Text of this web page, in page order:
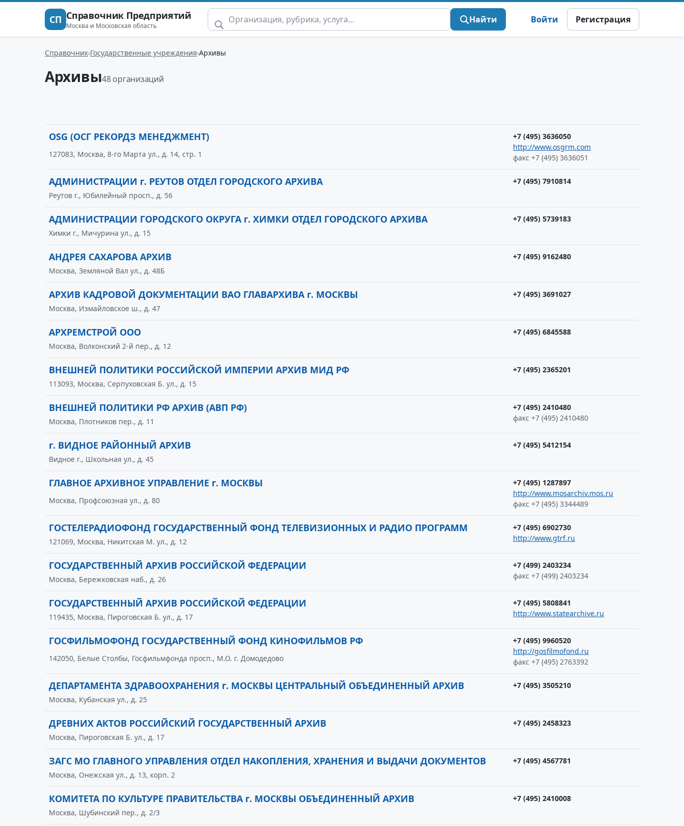
СП Справочник Предприятий
Москва и Московская область
Найти Войти Регистрация
Справочник Государственные учреждения Архивы
Архивы48 организаций
OSG (ОСГ РЕКОРДЗ МЕНЕДЖМЕНТ)
+7 (495) 3636050
http://www.osgrm.com
факс +7 (495) 3636051
127083, Москва, 8-го Марта ул., д. 14, стр. 1
АДМИНИСТРАЦИИ г. РЕУТОВ ОТДЕЛ ГОРОДСКОГО АРХИВА
+7 (495) 7910814
Реутов г., Юбилейный просп., д. 56
АДМИНИСТРАЦИИ ГОРОДСКОГО ОКРУГА г. ХИМКИ ОТДЕЛ ГОРОДСКОГО АРХИВА
+7 (495) 5739183
Химки г., Мичурина ул., д. 15
АНДРЕЯ САХАРОВА АРХИВ
+7 (495) 9162480
Москва, Земляной Вал ул., д. 48Б
АРХИВ КАДРОВОЙ ДОКУМЕНТАЦИИ ВАО ГЛАВАРХИВА г. МОСКВЫ
+7 (495) 3691027
Москва, Измайловское ш., д. 47
АРХРЕМСТРОЙ ООО
+7 (495) 6845588
Москва, Волконский 2-й пер., д. 12
ВНЕШНЕЙ ПОЛИТИКИ РОССИЙСКОЙ ИМПЕРИИ АРХИВ МИД РФ
+7 (495) 2365201
113093, Москва, Серпуховская Б. ул., д. 15
ВНЕШНЕЙ ПОЛИТИКИ РФ АРХИВ (АВП РФ)
+7 (495) 2410480
факс +7 (495) 2410480
Москва, Плотников пер., д. 11
г. ВИДНОЕ РАЙОННЫЙ АРХИВ
+7 (495) 5412154
Видное г., Школьная ул., д. 45
ГЛАВНОЕ АРХИВНОЕ УПРАВЛЕНИЕ г. МОСКВЫ
+7 (495) 1287897
http://www.mosarchiv.mos.ru
факс +7 (495) 3344489
Москва, Профсоюзная ул., д. 80
ГОСТЕЛЕРАДИОФОНД ГОСУДАРСТВЕННЫЙ ФОНД ТЕЛЕВИЗИОННЫХ И РАДИО ПРОГРАММ
+7 (495) 6902730
http://www.gtrf.ru
121069, Москва, Никитская М. ул., д. 12
ГОСУДАРСТВЕННЫЙ АРХИВ РОССИЙСКОЙ ФЕДЕРАЦИИ
+7 (499) 2403234
факс +7 (499) 2403234
Москва, Бережковская наб., д. 26
ГОСУДАРСТВЕННЫЙ АРХИВ РОССИЙСКОЙ ФЕДЕРАЦИИ
+7 (495) 5808841
http://www.statearchive.ru
119435, Москва, Пироговская Б. ул., д. 17
ГОСФИЛЬМОФОНД ГОСУДАРСТВЕННЫЙ ФОНД КИНОФИЛЬМОВ РФ
+7 (495) 9960520
http://gosfilmofond.ru
факс +7 (495) 2763392
142050, Белые Столбы, Госфильмфонда просп., М.О. г. Домодедово
ДЕПАРТАМЕНТА ЗДРАВООХРАНЕНИЯ г. МОСКВЫ ЦЕНТРАЛЬНЫЙ ОБЪЕДИНЕННЫЙ АРХИВ
+7 (495) 3505210
Москва, Кубанская ул., д. 25
ДРЕВНИХ АКТОВ РОССИЙСКИЙ ГОСУДАРСТВЕННЫЙ АРХИВ
+7 (495) 2458323
Москва, Пироговская Б. ул., д. 17
ЗАГС МО ГЛАВНОГО УПРАВЛЕНИЯ ОТДЕЛ НАКОПЛЕНИЯ, ХРАНЕНИЯ И ВЫДАЧИ ДОКУМЕНТОВ
+7 (495) 4567781
Москва, Онежская ул., д. 13, корп. 2
КОМИТЕТА ПО КУЛЬТУРЕ ПРАВИТЕЛЬСТВА г. МОСКВЫ ОБЪЕДИНЕННЫЙ АРХИВ
+7 (495) 2410008
Москва, Шубинский пер., д. 2/3